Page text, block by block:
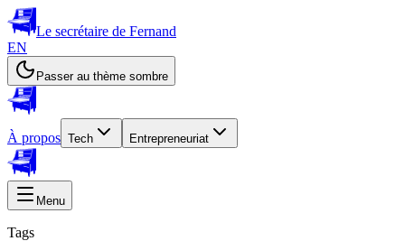
Le secrétaire de Fernand
EN
Passer au thème sombre
À propos Tech Entrepreneuriat
Menu
Tags